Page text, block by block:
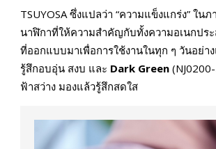
TSUYOSA ซึ่งแปลว่า “ความแข็งแกร่ง”
นาฬิกาที่ให้ความสำคัญกับทั้งความอเนกปร
ที่ออกแบบมาเพื่อการใช้งานในทุก ๆ วันอย่
รู้สึกอบอุ่น สงบ และ Dark Green
ฟ้าสว่าง มองแล้วรู้สึกสดใส